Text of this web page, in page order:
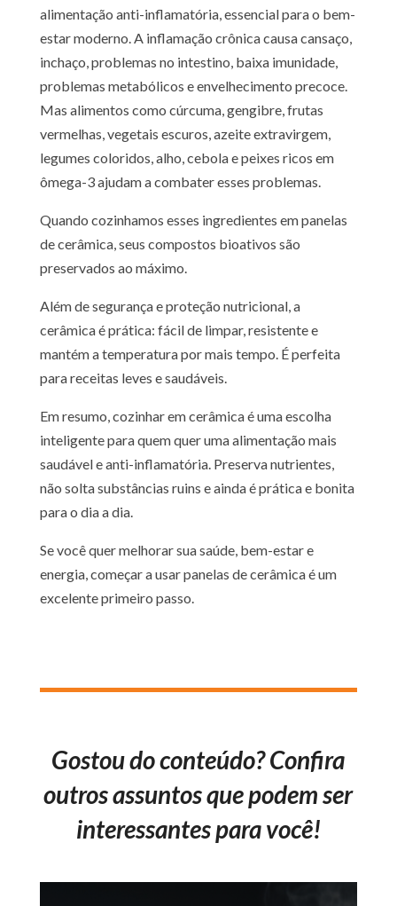
alimentação anti-inflamatória, essencial para o bem-
estar moderno. A inflamação crônica causa cansaço,
inchaço, problemas no intestino, baixa imunidade,
problemas metabólicos e envelhecimento precoce.
Mas alimentos como cúrcuma, gengibre, frutas
vermelhas, vegetais escuros, azeite extravirgem,
legumes coloridos, alho, cebola e peixes ricos em
ômega-3 ajudam a combater esses problemas.
Quando cozinhamos esses ingredientes em panelas
de cerâmica, seus compostos bioativos são
preservados ao máximo.
Além de segurança e proteção nutricional, a
cerâmica é prática: fácil de limpar, resistente e
mantém a temperatura por mais tempo. É perfeita
para receitas leves e saudáveis.
Em resumo, cozinhar em cerâmica é uma escolha
inteligente para quem quer uma alimentação mais
saudável e anti-inflamatória. Preserva nutrientes,
não solta substâncias ruins e ainda é prática e bonita
para o dia a dia.
Se você quer melhorar sua saúde, bem-estar e
energia, começar a usar panelas de cerâmica é um
excelente primeiro passo.
Gostou do conteúdo? Confira
outros assuntos que podem ser
interessantes para você!